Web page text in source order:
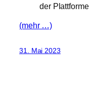
der
(mehr …)
31. Mai 2023